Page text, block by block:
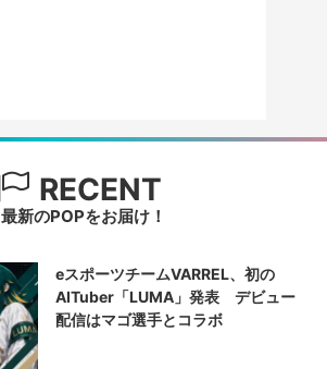
RECENT
最新のPOPをお届け！
eスポーツチームVARREL、初の
AITuber「LUMA」発表 デビュー
配信はマゴ選手とコラボ